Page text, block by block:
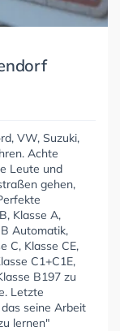
VW, Suzuki,
Achte
Leute und
gehen,
Klasse A,
Automatik,
C, Klasse CE,
C1+C1E,
B197 zu
Letzte
seine Arbeit
lernen"